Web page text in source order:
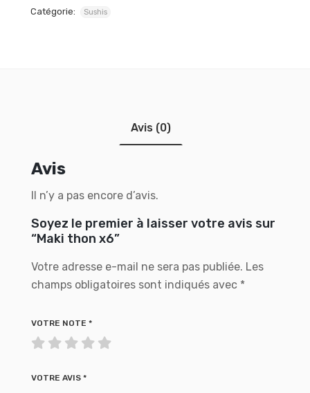
Catégorie: Sushis
Avis (0)
Avis
Il n’y a pas encore d’avis.
Soyez le premier à laisser votre avis sur
“Maki thon x6”
Votre adresse e-mail ne sera pas publiée. Les
champs obligatoires sont indiqués avec *
VOTRE NOTE *
VOTRE AVIS *